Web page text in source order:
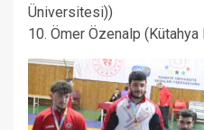
Üniversitesi))
10. Ömer Özenalp